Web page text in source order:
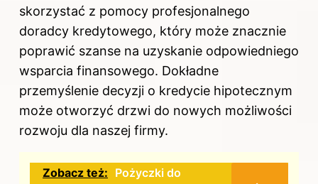
skorzystać z pomocy profesjonalnego
doradcy kredytowego, który może znacznie
poprawić szanse na uzyskanie odpowiedniego
wsparcia finansowego. Dokładne
przemyślenie decyzji o kredycie hipotecznym
może otworzyć drzwi do nowych możliwości
rozwoju dla naszej firmy.
Zobacz też: Pożyczki do